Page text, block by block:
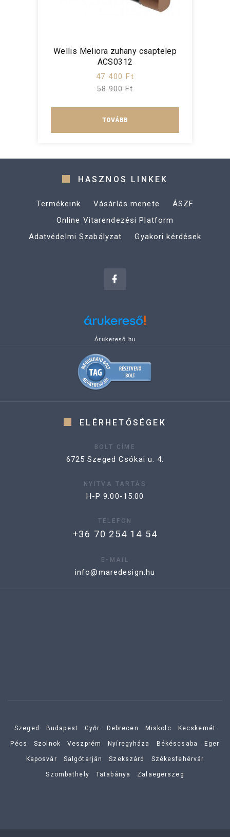
Wellis Meliora zuhany csaptelep
ACS0312
47 400 Ft
58 900 Ft
TOVÁBB
HASZNOS LINKEK
Termékeink Vásárlás menete
ÁSZF
Online Vitarendezési Platform
Adatvédelmi Szabályzat
Gyakori kérdések
Árukereső.hu
ELÉRHETŐSÉGEK
BOLT CÍME
6725 Szeged Csókai u. 4.
NYITVA TARTÁS
H-P 9:00-15:00
TELEFON
+36 70 254 14 54
E-MAIL
info@maredesign.hu
Szeged Budapest Győr Debrecen Miskolc Kecskemét
Pécs Szolnok Veszprém Nyíregyháza Békéscsaba Eger
Kaposvár Salgótarján Szekszárd Székesfehérvár
Szombathely Tatabánya Zalaegerszeg